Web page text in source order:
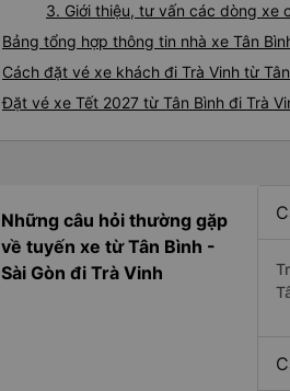
3. Giới thiệu, tư vấn các dòng xe
Bảng tổng hợp thông tin nhà xe Tân
Cách đặt vé xe khách đi Trà Vinh từ
Đặt vé xe Tết 2027 từ Tân Bình đi Trà
Những câu hỏi thường gặp
về tuyến xe từ Tân Bình -
Sài Gòn đi Trà Vinh